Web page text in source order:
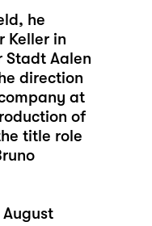
he
Keller in
Stadt Aalen
direction
at
of
title role